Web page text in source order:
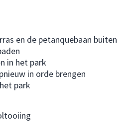
en de petanquebaan buiten
in het park
in orde brengen
park